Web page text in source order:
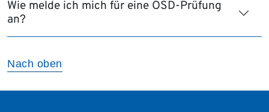
Wie melde ich mich für eine ÖSD-Prüfung
an?
Nach oben